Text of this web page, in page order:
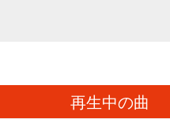
再生中の曲